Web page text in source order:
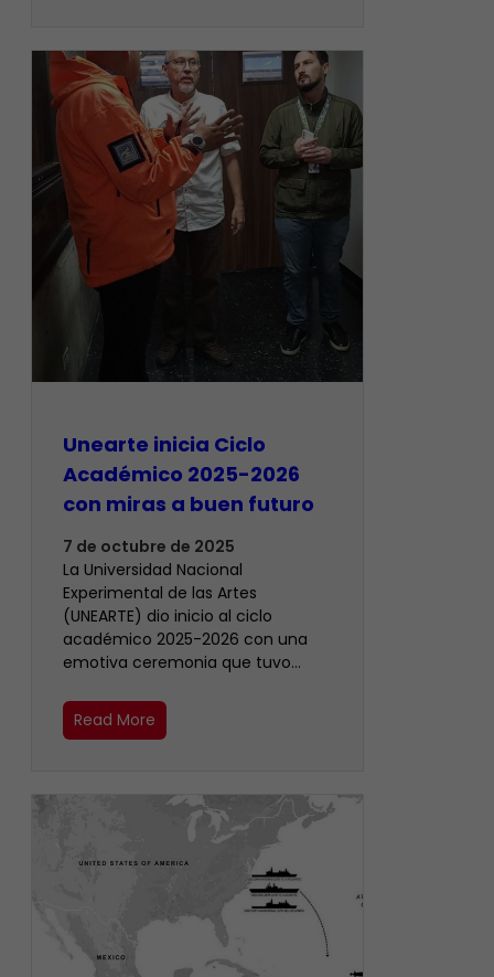
Unearte inicia Ciclo
Académico 2025-2026
con miras a buen futuro
7 de octubre de 2025
La Universidad Nacional
Experimental de las Artes
(UNEARTE) dio inicio al ciclo
académico 2025-2026 con una
emotiva ceremonia que tuvo…
Read More